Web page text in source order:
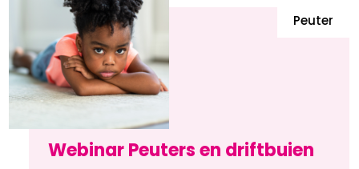
Webinar Peuters en driftbuien
Peuter